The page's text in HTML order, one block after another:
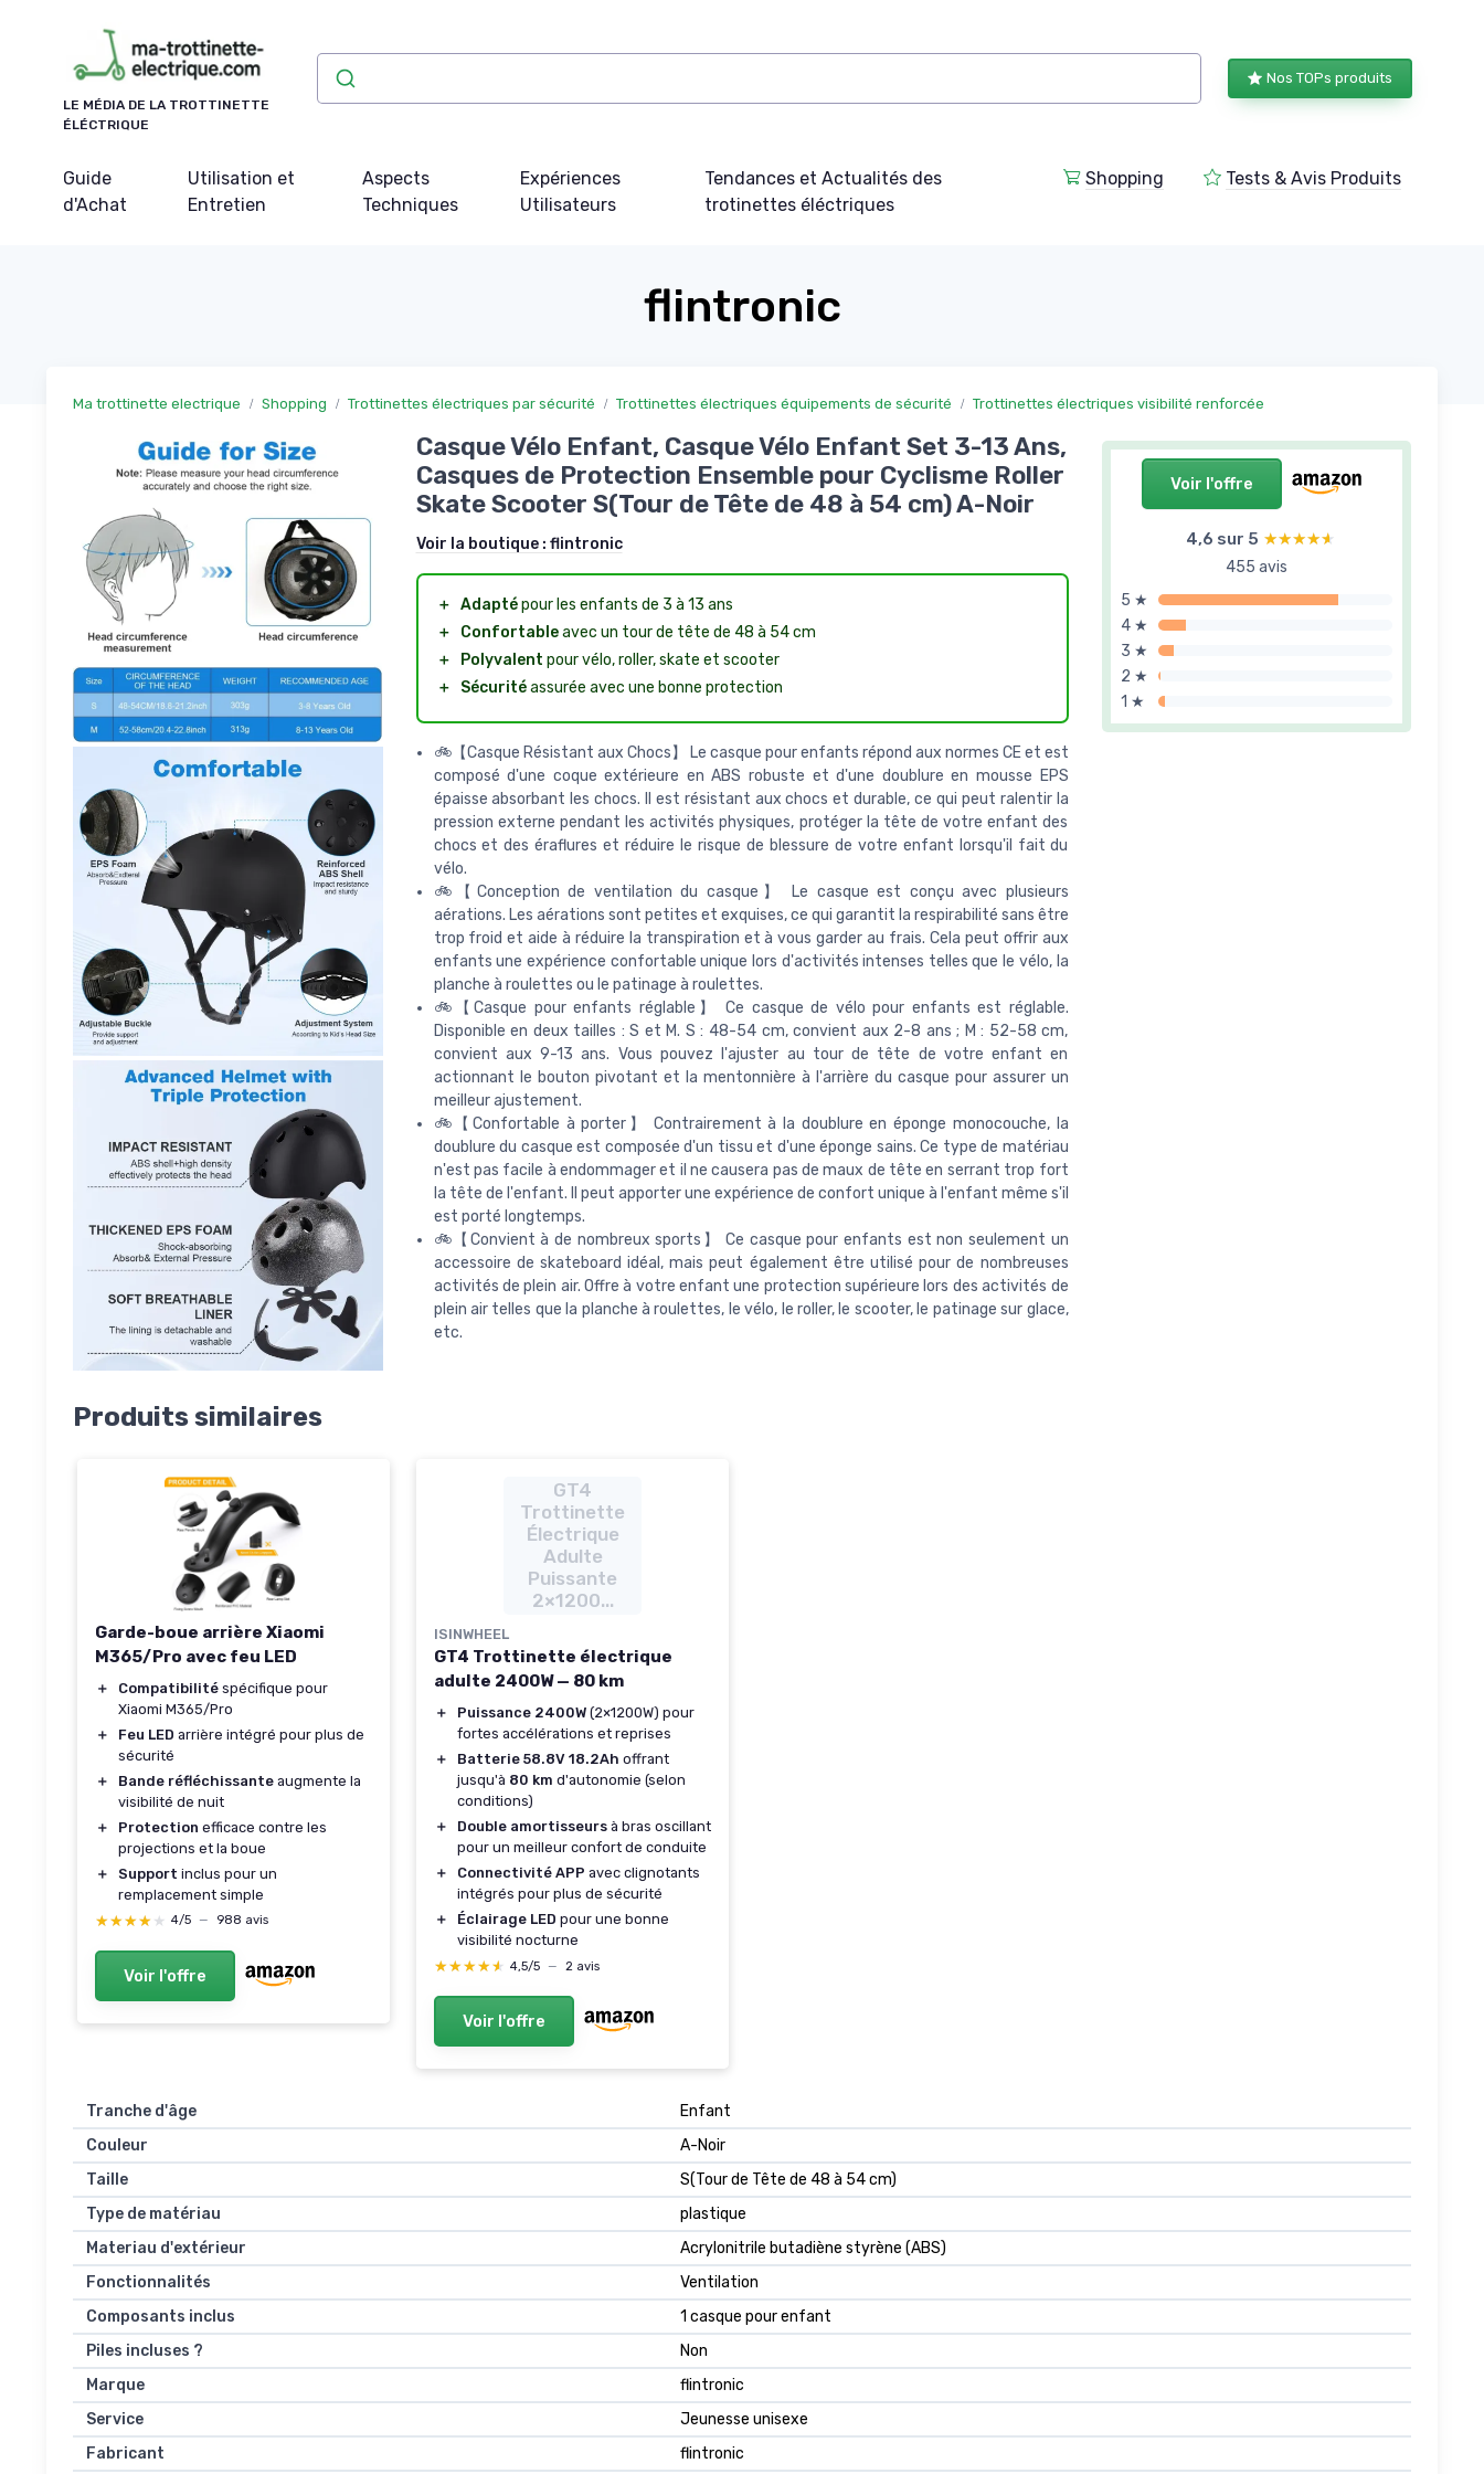
LE MÉDIA DE LA TROTTINETTE
ÉLÉCTRIQUE
Nos TOPs produits
Guide
d'Achat
Utilisation et
Entretien
Aspects
Techniques
Expériences
Utilisateurs
Tendances et Actualités des
trotinettes éléctriques
Shopping Tests & Avis Produits
flintronic
Ma trottinette electrique Shopping Trottinettes électriques par sécurité Trottinettes électriques équipements de sécurité Trottinettes électriques visibilité renforcée
Voir l'offre
4,6 sur 5 ★★★★★
★★★★★
455 avis
5 ★
4 ★
3 ★
2 ★
1 ★
Casque Vélo Enfant, Casque Vélo Enfant Set 3-13 Ans,
Casques de Protection Ensemble pour Cyclisme Roller
Skate Scooter S(Tour de Tête de 48 à 54 cm) A-Noir
Voir la boutique : flintronic
＋ Adaptépour les enfants de 3 à 13 ans
＋
Confortableavec un tour de tête de 48 à 54 cm
＋
Polyvalent pour vélo, roller, skate et scooter
＋
Sécuritéassurée avec une bonne protection
🚲【Casque Résistant aux Chocs】 Le casque pour enfants répond aux normes CE et est
composé d'une coque extérieure en ABS robuste et d'une doublure en mousse EPS
épaisse absorbant les chocs. Il est résistant aux chocs et durable, ce qui peut ralentir la
pression externe pendant les activités physiques, protéger la tête de votre enfant des
chocs et des éraflures et réduire le risque de blessure de votre enfant lorsqu'il fait du
vélo.
🚲【Conception de ventilation du casque】 Le casque est conçu avec plusieurs
aérations. Les aérations sont petites et exquises, ce qui garantit la respirabilité sans être
trop froid et aide à réduire la transpiration et à vous garder au frais. Cela peut offrir aux
enfants une expérience confortable unique lors d'activités intenses telles que le vélo, la
planche à roulettes ou le patinage à roulettes.
🚲【Casque pour enfants réglable】 Ce casque de vélo pour enfants est réglable.
Disponible en deux tailles : S et M. S : 48-54 cm, convient aux 2-8 ans ; M : 52-58 cm,
convient aux 9-13 ans. Vous pouvez l'ajuster au tour de tête de votre enfant en
actionnant le bouton pivotant et la mentonnière à l'arrière du casque pour assurer un
meilleur ajustement.
🚲【Confortable à porter】 Contrairement à la doublure en éponge monocouche, la
doublure du casque est composée d'un tissu et d'une éponge sains. Ce type de matériau
n'est pas facile à endommager et il ne causera pas de maux de tête en serrant trop fort
la tête de l'enfant. Il peut apporter une expérience de confort unique à l'enfant même s'il
est porté longtemps.
🚲【Convient à de nombreux sports】 Ce casque pour enfants est non seulement un
accessoire de skateboard idéal, mais peut également être utilisé pour de nombreuses
activités de plein air. Offre à votre enfant une protection supérieure lors des activités de
plein air telles que la planche à roulettes, le vélo, le roller, le scooter, le patinage sur glace,
etc.
Produits similaires
Garde-boue arrière Xiaomi
M365/Pro avec feu LED
＋ Compatibilité spécifique pour
Xiaomi M365/Pro
＋
Feu LED arrière intégré pour plus de
sécurité
＋
Bande réfléchissante augmente la
visibilité de nuit
＋
Protection efficace contre les
projections et la boue
＋
Support inclus pour un
remplacement simple
★★★★★
★★★★★ 4/5 — 988 avis
Voir l'offre
GT4
Trottinette
Électrique
Adulte
Puissante
2×1200...
ISINWHEEL
GT4 Trottinette électrique
adulte 2400W — 80 km
＋ Puissance 2400W (2×1200W) pour
fortes accélérations et reprises
＋
Batterie 58.8V 18.2Ah offrant
jusqu'à 80 km d'autonomie (selon
conditions)
＋
Double amortisseurs à bras oscillant
pour un meilleur confort de conduite
＋
Connectivité APP avec clignotants
intégrés pour plus de sécurité
＋
Éclairage LED pour une bonne
visibilité nocturne
★★★★★
★★★★★ 4,5/5 — 2 avis
Voir l'offre
Tranche d'âge
‎Enfant
Couleur
‎A-Noir
Taille
‎S(Tour de Tête de 48 à 54 cm)
Type de matériau
‎plastique
Materiau d'extérieur
‎Acrylonitrile butadiène styrène (ABS)
Fonctionnalités
‎Ventilation
Composants inclus
‎1 casque pour enfant
Piles incluses ?
‎Non
Marque
‎flintronic
Service
‎Jeunesse unisexe
Fabricant
‎flintronic